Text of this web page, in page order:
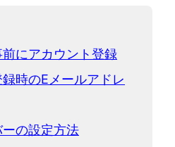
前にアカウント登録
時のEメールアドレ
の設定方法